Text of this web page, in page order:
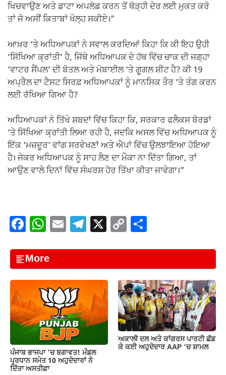
ਖਿਚਵਾਉਣ ਅਤੇ ਡਾਟਾ ਅਪਲੋਡ ਕਰਨ ਤੋਂ ਥੋੜ੍ਹੀ ਦੇਰ ਲਈ ਮੁਕਤ ਕਰੋ
ਤਾਂ ਜੋ ਅਸੀਂ ਕਿਤਾਬਾਂ ਖੋਲ੍ਹ ਸਕੀਏ।”
ਆਖ਼ਰ ‘ਤੇ ਅਧਿਆਪਕਾਂ ਨੇ ਸਵਾਲ ਕਰਦਿਆਂ ਕਿਹਾ ਕਿ ਕੀ ਇਹ ਉਹੀ
‘ਸਿੱਖਿਆ ਕ੍ਰਾਂਤੀ’ ਹੈ, ਜਿੱਥੇ ਅਧਿਆਪਕ ਦੇ ਹੱਥ ਵਿੱਚ ਚਾਕ ਦੀ ਜਗ੍ਹਾ
‘ਵਾਟਰ ਸੈਂਪਲ’ ਦੀ ਬੋਤਲ ਅਤੇ ਮੋਬਾਈਲ ‘ਤੇ ਗੂਗਲ ਸ਼ੀਟ ਹੈ? ਕੀ 19
ਅਪ੍ਰੈਲ ਦਾ ਟੈਸਟ ਸਿਰਫ਼ ਅਧਿਆਪਕਾਂ ਨੂੰ ਮਾਨਸਿਕ ਤੌਰ ‘ਤੇ ਤੰਗ ਕਰਨ
ਲਈ ਰੱਖਿਆ ਗਿਆ ਹੈ?
ਅਧਿਆਪਕਾਂ ਨੇ ਤਿੱਖੇ ਸ਼ਬਦਾਂ ਵਿੱਚ ਕਿਹਾ ਕਿ, ਸਰਕਾਰ ਫਲੈਕਸ ਬੋਰਡਾਂ
‘ਤੇ ਸਿੱਖਿਆ ਕ੍ਰਾਂਤੀ ਲਿਆ ਰਹੀ ਹੈ, ਜਦਕਿ ਅਸਲ ਵਿੱਚ ਅਧਿਆਪਕ ਨੂੰ
ਇੱਕ ‘ਮਜ਼ਦੂਰ’ ਵਾਂਗ ਸਰਵੇਖਣਾਂ ਅਤੇ ਐਪਾਂ ਵਿੱਚ ਉਲਝਾਇਆ ਹੋਇਆ
ਹੈ। ਜੇਕਰ ਅਧਿਆਪਕ ਨੂੰ ਸਾਹ ਲੈਣ ਦਾ ਮੌਕਾ ਨਾ ਦਿੱਤਾ ਗਿਆ, ਤਾਂ
ਆਉਣ ਵਾਲੇ ਦਿਨਾਂ ਵਿੱਚ ਸੰਘਰਸ਼ ਹੋਰ ਤਿੱਖਾ ਕੀਤਾ ਜਾਵੇਗਾ।”
F
c
e
b
o
o
k
W
at
s
A
p
p
E
ail
T
e
gr
a
m
X C
p
y
Li
n
k
ar
e
More
ਪੰਜਾਬ ਭਾਜਪਾ ‘ਚ ਬਗਾਵਤ! ਮੰਡਲ
ਪ੍ਰਧਾਨ ਸਮੇਤ 10 ਅਹੁਦੇਦਾਰਾਂ ਨੇ
ਦਿੱਤਾ ਅਸਤੀਫ਼ਾ
ਅਕਾਲੀ ਦਲ ਅਤੇ ਕਾਂਗਰਸ ਪਾਰਟੀ ਛੱਡ
ਕੇ ਕਈ ਅਹੁਦੇਦਾਰ AAP ‘ਚ ਸ਼ਾਮਲ